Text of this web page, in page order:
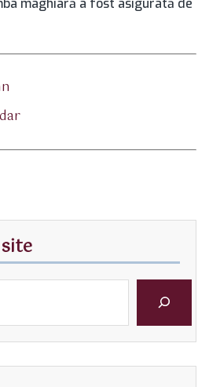
maghiară a fost asigurată de